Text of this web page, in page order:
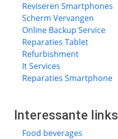
Reviseren Smartphones
Scherm Vervangen
Online Backup Service
Reparaties Tablet
Refurbishment
It Services
Reparaties Smartphone
Interessante links
Food beverages